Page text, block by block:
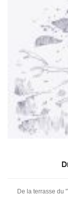
De la terrasse du